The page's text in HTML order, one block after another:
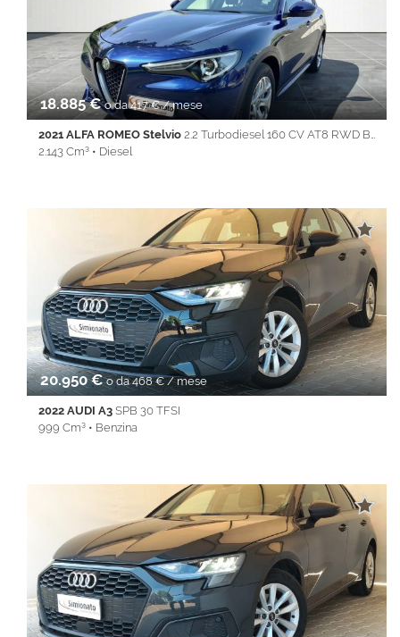
• REAR ASSIST • Servosterzo • Navigatore satellitare •
Specchietti laterali elettrici • Start&Stop • Touch screen • USB •
Vivavoce • Volante multifunzione
18.885 €o da 417 € / mese
2021 ALFA ROMEO Stelvio 2.2 Turbodiesel 160 CV AT8 RWD Business
2.143 Cm³ • Diesel
• Alzacristalli elettrici • Autoradio • Bluetooth • Cerchi in lega •
Chiusura centralizzata • Climatizzatore • Controllo trazione •
Cruise Control • ESP • Filtro antiparticolato • Immobilizzatore
elettronico • Isofix • Keyless • Lane Assist • Park Distance Control
• REAR ASSIST • Servosterzo • Navigatore satellitare •
Specchietti laterali elettrici • Start&Stop • Touch screen • USB •
Vivavoce • Volante multifunzione
20.950 €o da 468 € / mese
2022 AUDI A3 SPB 30 TFSI
999 Cm³ • Benzina
• Alzacristalli elettrici • Android Auto • Apple CarPlay • Autoradio
• Bluetooth • Cerchi in lega • Chiusura centralizzata •
Climatizzatore • Controllo trazione • Cruise Control • ESP • Full
LED • Immobilizzatore elettronico • Isofix • Keyless • Servosterzo
• Specchietti laterali elettrici • Touch screen • USB • Vivavoce •
Volante multifunzione